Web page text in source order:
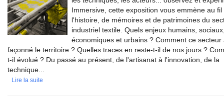
Immersive, cette exposition vous emmène au fil
l'histoire, de mémoires et de patrimoines du
industriel textile. Quels enjeux humains,
économiques et urbains ? Comment ce secteur
façonné le territoire ? Quelles traces en reste-t-il de nos jours ?
t-il évolué ? Du passé au présent, de l'artisanat à l'innovation, de la
technique...
Lire la suite